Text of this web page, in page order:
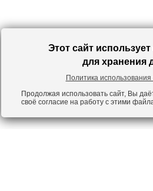
Этот сайт
для хранения
Политика
Продолжая использовать сайт, Вы
своё согласие на работу с этими